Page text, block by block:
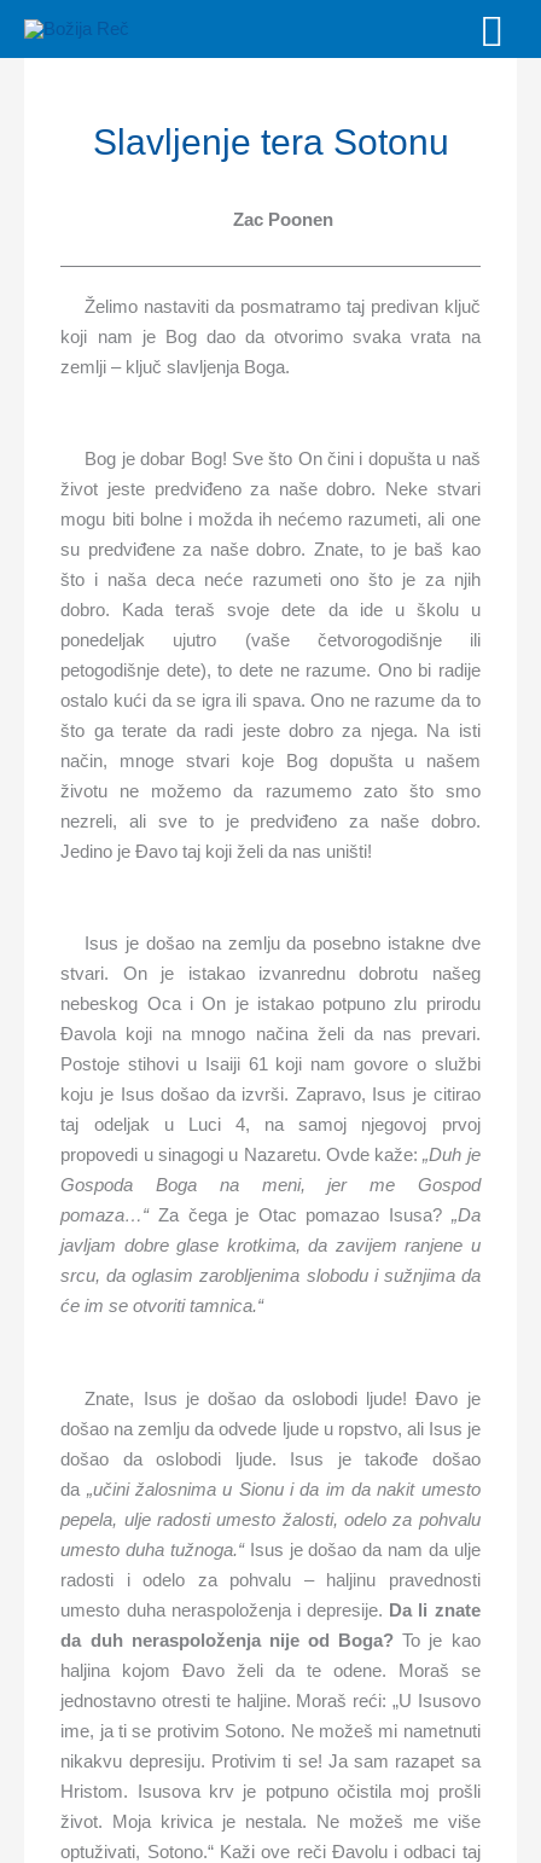
Slavljenje tera Sotonu
Zac Poonen
Želimo nastaviti da posmatramo taj predivan ključ
koji nam je Bog dao da otvorimo svaka vrata na
zemlji – ključ slavljenja Boga.
Bog je dobar Bog! Sve što On čini i dopušta u naš
život jeste predviđeno za naše dobro. Neke stvari
mogu biti bolne i možda ih nećemo razumeti, ali one
su predviđene za naše dobro. Znate, to je baš kao
što i naša deca neće razumeti ono što je za njih
dobro. Kada teraš svoje dete da ide u školu u
ponedeljak ujutro (vaše četvorogodišnje ili
petogodišnje dete), to dete ne razume. Ono bi radije
ostalo kući da se igra ili spava. Ono ne razume da to
što ga terate da radi jeste dobro za njega. Na isti
način, mnoge stvari koje Bog dopušta u našem
životu ne možemo da razumemo zato što smo
nezreli, ali sve to je predviđeno za naše dobro.
Jedino je Đavo taj koji želi da nas uništi!
Isus je došao na zemlju da posebno istakne dve
stvari. On je istakao izvanrednu dobrotu našeg
nebeskog Oca i On je istakao potpuno zlu prirodu
Đavola koji na mnogo načina želi da nas prevari.
Postoje stihovi u Isaiji 61 koji nam govore o službi
koju je Isus došao da izvrši. Zapravo, Isus je citirao
taj odeljak u Luci 4, na samoj njegovoj prvoj
propovedi u sinagogi u Nazaretu. Ovde kaže:„Duh je
Gospoda Boga na meni, jer me Gospod
pomaza…“Za čega je Otac pomazao Isusa? „Da
javljam dobre glase krotkima, da zavijem ranjene u
srcu, da oglasim zarobljenima slobodu i sužnjima da
će im se otvoriti tamnica.“
Znate, Isus je došao da oslobodi ljude! Đavo je
došao na zemlju da odvede ljude u ropstvo, ali Isus je
došao da oslobodi ljude. Isus je takođe došao
da „učini žalosnima u Sionu i da im da nakit umesto
pepela, ulje radosti umesto žalosti, odelo za pohvalu
umesto duha tužnoga.“Isus je došao da nam da ulje
radosti i odelo za pohvalu – haljinu pravednosti
umesto duha neraspoloženja i depresije. Da li znate
da duh neraspoloženja nije od Boga? To je kao
haljina kojom Đavo želi da te odene. Moraš se
jednostavno otresti te haljine. Moraš reći: „U Isusovo
ime, ja ti se protivim Sotono. Ne možeš mi nametnuti
nikakvu depresiju. Protivim ti se! Ja sam razapet sa
Hristom. Isusova krv je potpuno očistila moj prošli
život. Moja krivica je nestala. Ne možeš me više
optuživati, Sotono.“ Kaži ove reči Đavolu i odbaci taj